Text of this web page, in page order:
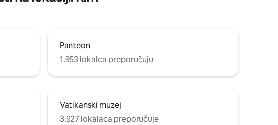
Panteon
1.953 lokalca preporučuju
Vatikanski muzej
3.927 lokalaca preporučuje